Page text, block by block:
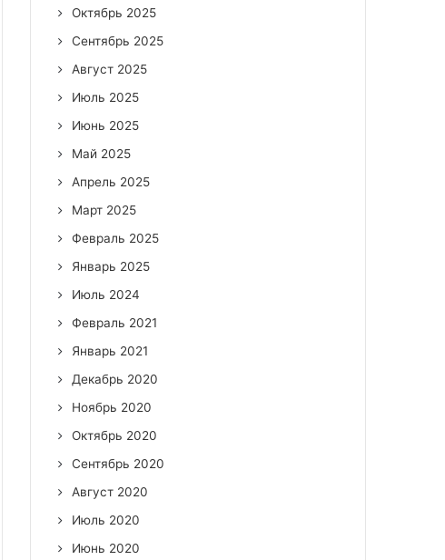
Октябрь 2025
Сентябрь 2025
Август 2025
Июль 2025
Июнь 2025
Май 2025
Апрель 2025
Март 2025
Февраль 2025
Январь 2025
Июль 2024
Февраль 2021
Январь 2021
Декабрь 2020
Ноябрь 2020
Октябрь 2020
Сентябрь 2020
Август 2020
Июль 2020
Июнь 2020